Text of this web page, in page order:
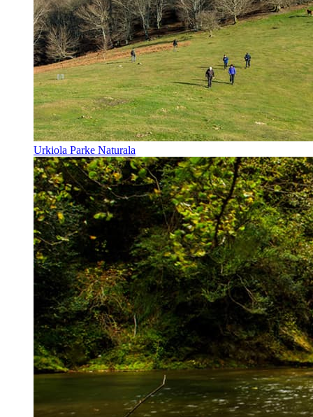
Urkiola Parke Naturala